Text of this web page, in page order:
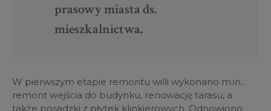
prasowy miasta ds.
mieszkalnictwa.
W pierwszym etapie remontu willi wykonano m.in.:
remont wejścia do budynku, renowację tarasu, a
także posadzki z płytek klinkierowych. Odnowiono